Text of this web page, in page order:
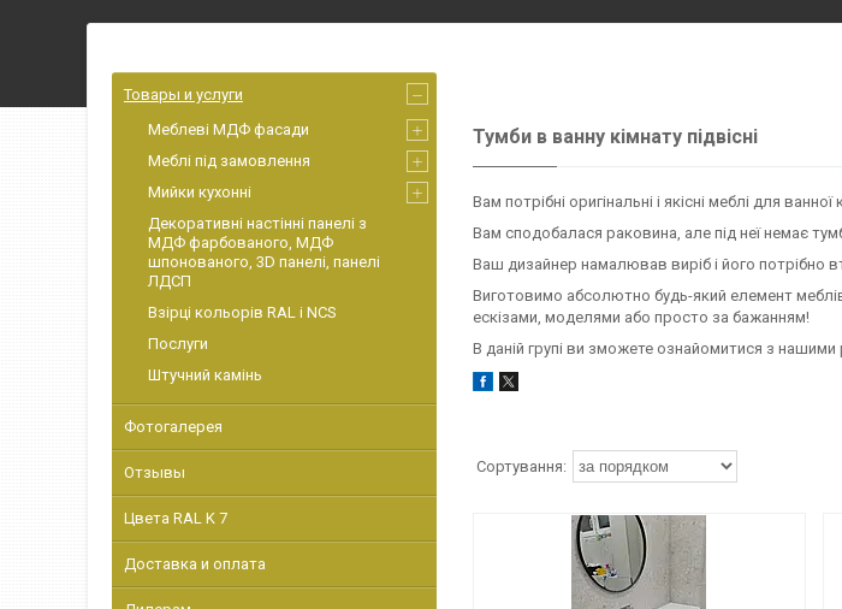
Тумби в ванну кімнату підвісні
Вам потрібні оригінальні і якісні меблі для
Вам сподобалася раковина, але під неї немає
Ваш дизайнер намалював виріб і його потрібно
Виготовимо абсолютно будь-який елемент
ескізами, моделями або просто за бажанням!
В даній групі ви зможете ознайомитися з нашими
Товары и услуги
Меблеві МДФ фасади
Меблі під замовлення
Мийки кухонні
Декоративні настінні панелі з
МДФ фарбованого, МДФ
шпонованого, 3D панелі, панелі
ЛДСП
Взірці кольорів RAL і NCS
Послуги
Штучний камінь
Фотогалерея
Отзывы
Цвета RAL K 7
Доставка и оплата